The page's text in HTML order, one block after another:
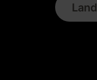
Land